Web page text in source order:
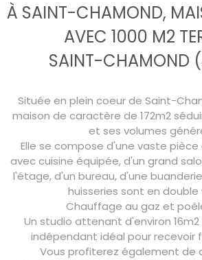
À SAINT-CHAMOND,
AVEC 1000 M2
SAINT-CHAMOND
Située en plein coeur de Saint-
maison de caractère de 172m2
et ses volumes
Elle se compose d'une vaste pièce
avec cuisine équipée, d'un grand
l'étage, d'un bureau, d'une
huisseries sont en double
Chauffage au gaz et
Un studio attenant d'environ
indépendant idéal pour recevoir
Vous profiterez également de